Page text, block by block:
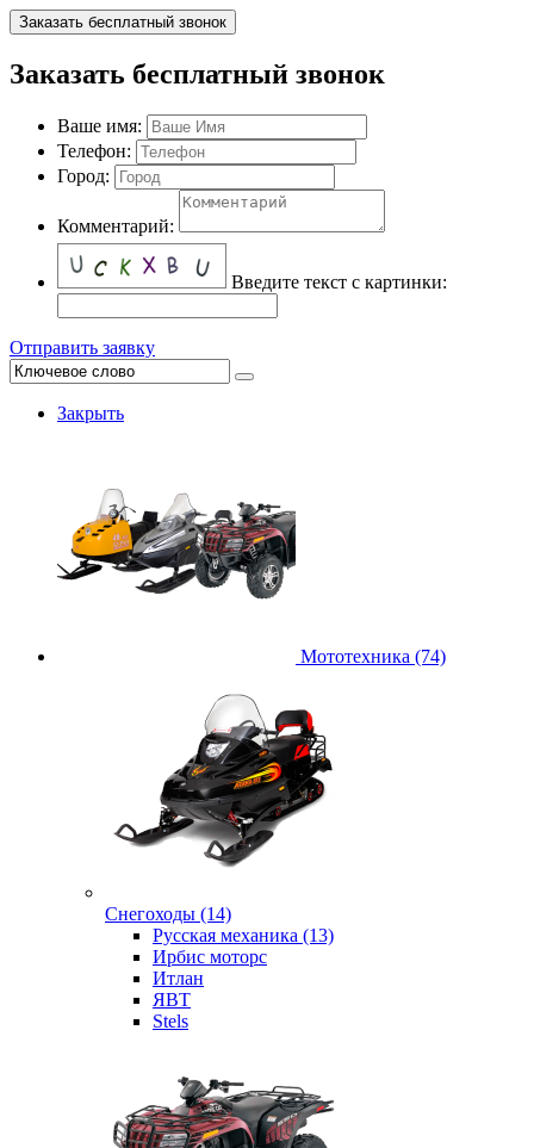
Заказать бесплатный звонок
Заказать бесплатный звонок
Ваше имя:
Телефон:
Город:
Комментарий:
Введите текст с картинки:
Отправить заявку
Закрыть
Мототехника (74)
Снегоходы (14)
Русская механика (13)
Ирбис моторс
Итлан
ЯВТ
Stels